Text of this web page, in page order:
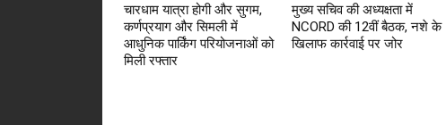
चारधाम यात्रा होगी और सुगम,
कर्णप्रयाग और सिमली में
आधुनिक पार्किंग परियोजनाओं को
मिली रफ्तार
मुख्य सचिव की अध्यक्षता में
NCORD की 12वीं बैठक, नशे के
खिलाफ कार्रवाई पर जोर